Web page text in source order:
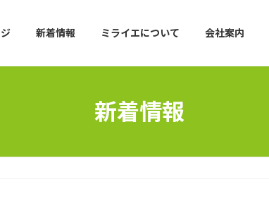
新着情報 ミライエについて 会社案内
新着情報